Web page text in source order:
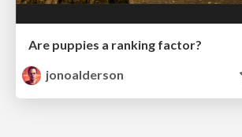
Are puppies a ranking factor?
jonoalderson